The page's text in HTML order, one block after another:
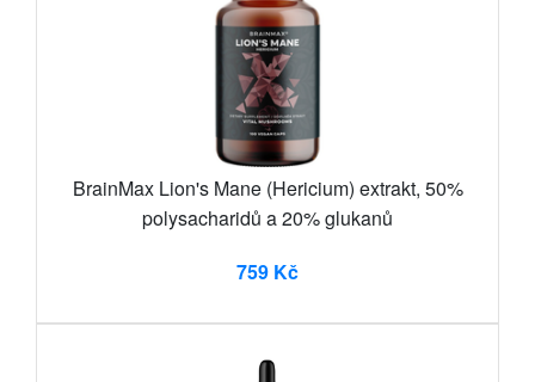
BrainMax Lion's Mane (Hericium) extrakt, 50%
polysacharidů a 20% glukanů
759 Kč